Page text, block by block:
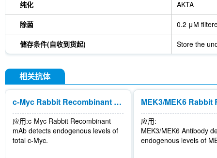
纯化 AKTA
除菌 0.2 μM
储存条件(自收到货起) Store the
相关抗体
c-Myc Rabbit Recombinant mAb
应用:c-Myc Rabbit Recombinant
mAb detects endogenous levels of
total c-Myc.
应用:
MEK3/MEK6 Antibody
endogenous levels of